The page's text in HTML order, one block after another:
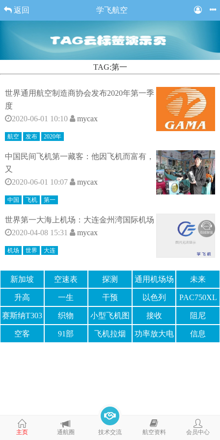
返回 学飞航空
TAG:第一
世界通用航空制造商协会发布2020年第一季
度
2020-06-01 10:10
mycax
航空 发布 2020年
中国民间飞机第一藏客：他因飞机而富有，
又
2020-06-01 10:07
mycax
中国 飞机 第一
世界第一大海上机场：大连金州湾国际机场
2020-04-08 15:31
mycax
机场 世界 大连
新加坡 空速表 探测 通用机场场
址
未来
升高 一生 干预 以色列 PAC750XL
赛斯纳T303 织物 小型飞机图
片
接收 阻尼
空客 91部 飞机拉烟 功率放大电 信息
主页 通航圈 技术交流 航空资料 会员中心